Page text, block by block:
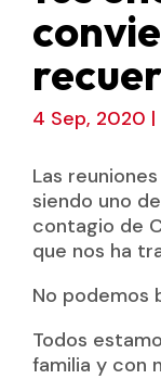
4 Sep, 2020 |
Las
siendo uno
contagio de
que nos ha
No podemos
Todos
familia y con